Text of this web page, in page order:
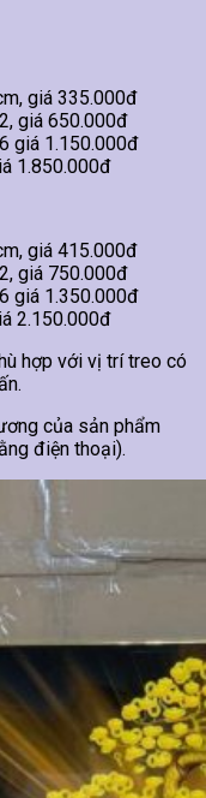
giá 335.000đ
giá 650.000đ
giá 1.150.000đ
1.850.000đ
giá 415.000đ
giá 750.000đ
giá 1.350.000đ
2.150.000đ
hợp với vị trí treo có
của sản phẩm
điện thoại).